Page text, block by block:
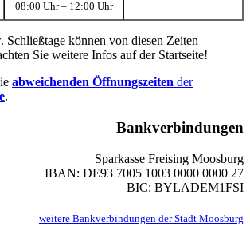
08:00 Uhr – 12:00 Uhr
Schließtage können von diesen Zeiten
Sie weitere Infos auf der Startseite!
abweichenden Öffnungszeiten der
.
Bankverbindungen
Sparkasse Freising Moosburg
IBAN: DE93 7005 1003 0000 0000 27
BIC: BYLADEM1FSI
weitere Bankverbindungen der Stadt Moosburg